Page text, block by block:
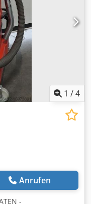
1 /4
Anrufen
-